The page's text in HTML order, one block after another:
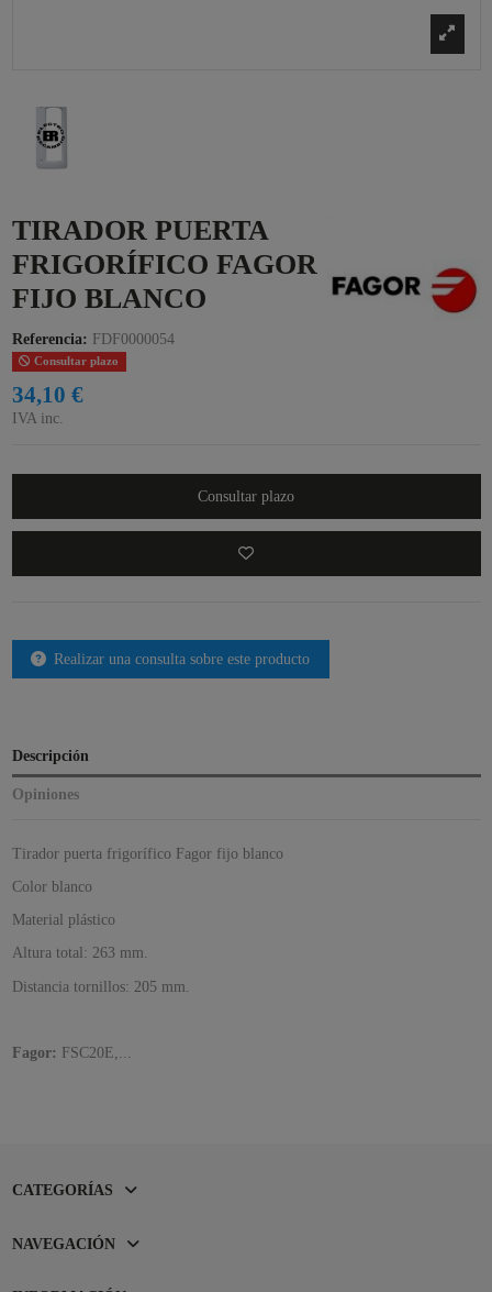
TIRADOR PUERTA
FRIGORÍFICO FAGOR
FIJO BLANCO
Referencia: FDF0000054
Consultar plazo
34,10 €
IVA inc.
Consultar plazo
Realizar una consulta sobre este producto
Descripción
Opiniones
Tirador puerta frigorífico Fagor fijo blanco
Color blanco
Material plástico
Altura total: 263 mm.
Distancia tornillos: 205 mm.
Fagor: FSC20E,...
CATEGORÍAS
NAVEGACIÓN